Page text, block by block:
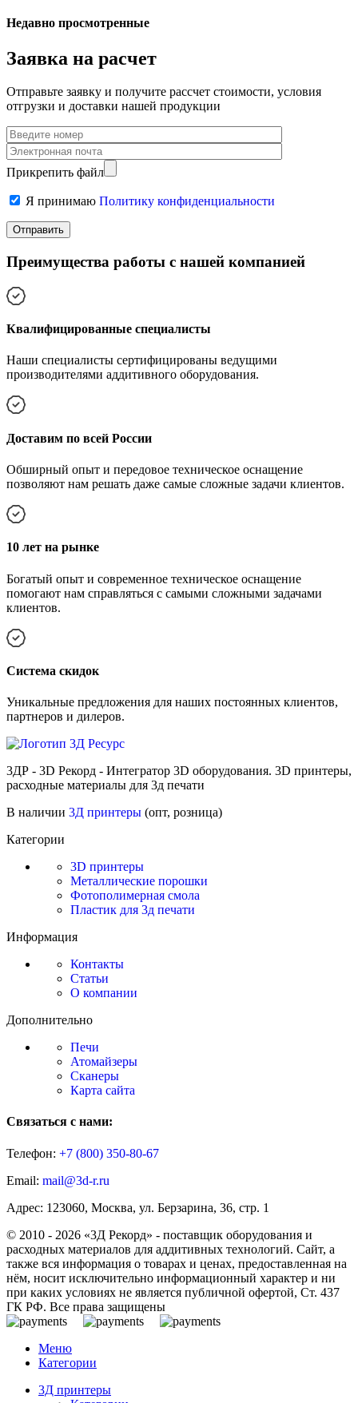
Недавно просмотренные
Заявка на расчет
Отправьте заявку и получите рассчет стоимости, условия
отгрузки и доставки нашей продукции
Прикрепить файл
Я принимаю Политику конфиденциальности
Преимущества работы с нашей компанией
Квалифицированные специалисты
Наши специалисты сертифицированы ведущими
производителями аддитивного оборудования.
Доставим по всей России
Обширный опыт и передовое техническое оснащение
позволяют нам решать даже самые сложные задачи клиентов.
10 лет на рынке
Богатый опыт и современное техническое оснащение
помогают нам справляться с самыми сложными задачами
клиентов.
Cистема скидок
Уникальные предложения для наших постоянных клиентов,
партнеров и дилеров.
3ДР - 3D Рекорд - Интегратор 3D оборудования. 3D принтеры,
расходные материалы для 3д печати
В наличии 3Д принтеры (опт, розница)
Категории
3D принтеры
Металлические порошки
Фотополимерная смола
Пластик для 3д печати
Информация
Контакты
Статьи
О компании
Дополнительно
Печи
Атомайзеры
Сканеры
Карта сайта
Связаться с нами:
Телефон: +7 (800) 350-80-67
Email: mail@3d-r.ru
Адрес: 123060, Москва, ул. Берзарина, 36, стр. 1
© 2010 - 2026 «3Д Рекорд» - поставщик оборудования и
расходных материалов для аддитивных технологий. Сайт, а
также вся информация о товарах и ценах, предоставленная на
нём, носит исключительно информационный характер и ни
при каких условиях не является публичной офертой, Ст. 437
ГК РФ. Все права защищены
Меню
Категории
3Д принтеры